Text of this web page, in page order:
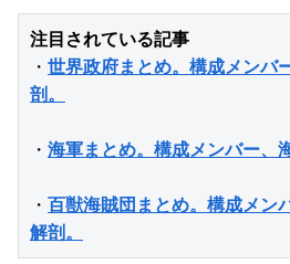
注目されている記事
・ 世界政府まとめ。構成メンバ
剖。
・ 海軍まとめ。構成メンバー、
・ 百獣海賊団まとめ。構成メン
解剖。